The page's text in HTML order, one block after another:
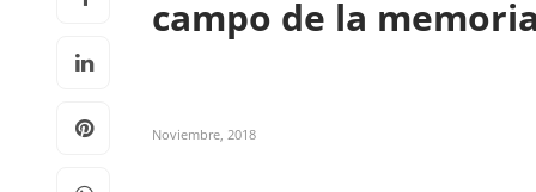
campo de la
Noviembre, 2018